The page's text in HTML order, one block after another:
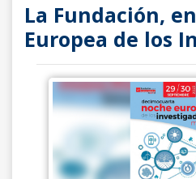
La Fundación,
Europea de los